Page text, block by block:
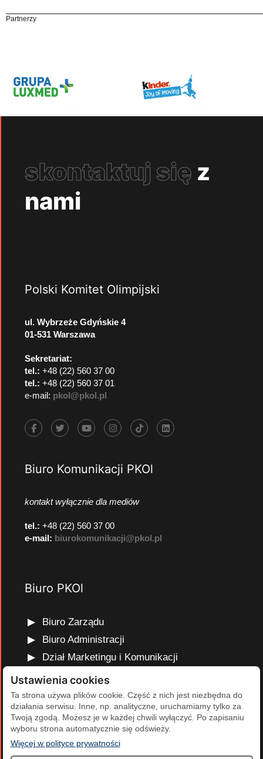
Partnerzy
skontaktuj się z
nami
Polski Komitet Olimpijski
ul. Wybrzeże Gdyńskie 4
01-531 Warszawa
Sekretariat:
tel.: +48 (22) 560 37 00
tel.: +48 (22) 560 37 01
e-mail: pkol@pkol.pl
Biuro Komunikacji PKOl
kontakt wyłącznie dla mediów
tel.: +48 (22) 560 37 00
e-mail: biurokomunikacji@pkol.pl
Biuro PKOl
Biuro Zarządu
Biuro Administracji
Dział Marketingu i Komunikacji
Dział Edukacji Olimpijskiej
Dział Finansów i Kadr
Dział Projektów Olimpijskich
Dział Programów Rozwojowych
Ustawienia cookies
Ta strona używa plików cookie. Część z nich jest niezbędna do
działania serwisu. Inne, np. analityczne, uruchamiamy tylko za
Twoją zgodą. Możesz je w każdej chwili wyłączyć. Po zapisaniu
wyboru strona automatycznie się odświeży.
Więcej w polityce prywatności(otwiera się w nowej karcie)